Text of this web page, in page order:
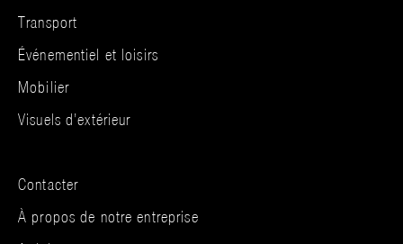
Transport
Événementiel et loisirs
Mobilier
Visuels d’extérieur
Contacter
À propos de notre entreprise